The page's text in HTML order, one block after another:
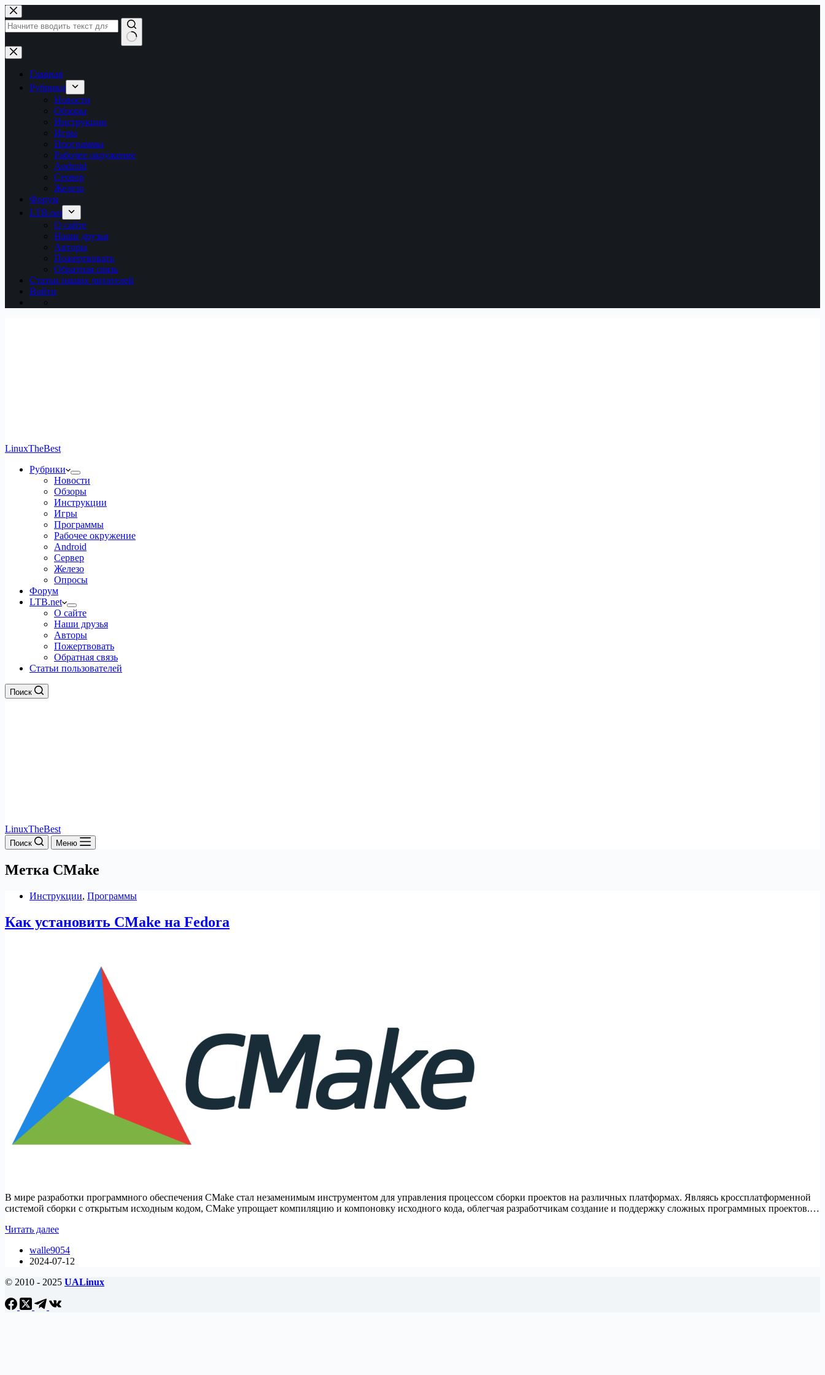
Перейти
к
сути
Ничего
не
найденоГлавная
Рубрики
Новости
Обзоры
Инструкции
Игры
Программы
Рабочее окружение
Android
Сервер
Железо
Форум
LTB.net
О сайте
Наши друзья
Авторы
Пожертвовать
Обратная связь
Статьи наших читателей
Войти
LinuxTheBest
Рубрики
Новости
Обзоры
Инструкции
Игры
Программы
Рабочее окружение
Android
Сервер
Железо
Опросы
Форум
LTB.net
О сайте
Наши друзья
Авторы
Пожертвовать
Обратная связь
Статьи пользователей
Поиск
LinuxTheBest
Поиск Меню
Метка CMake
Инструкции, Программы
Как установить CMake на Fedora
В мире разработки программного обеспечения CMake стал незаменимым инструментом для управления процессом сборки проектов на различных платформах. Являясь кроссплатформенной
системой сборки с открытым исходным кодом, CMake упрощает компиляцию и компоновку исходного кода, облегчая разработчикам создание и поддержку сложных программных проектов.…
Читать далееКак
CMake
на
walle9054
2024-07-12
© 2010 - 2025 UALinux